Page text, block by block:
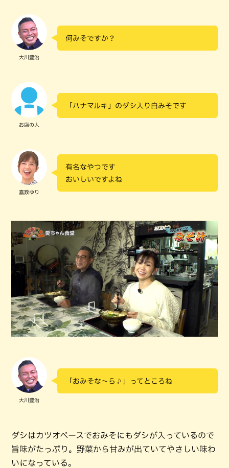
大川豊治
何みそですか？
お店の人
「ハナマルキ」のダシ入り白みそです
嘉数ゆり
有名なやつです
おいしいですよね
大川豊治
「おみそな～ら♪」ってところね
ダシはカツオベースでおみそにもダシが入っているので
旨味がたっぷり。野菜から甘みが出ていてやさしい味わ
いになっている。